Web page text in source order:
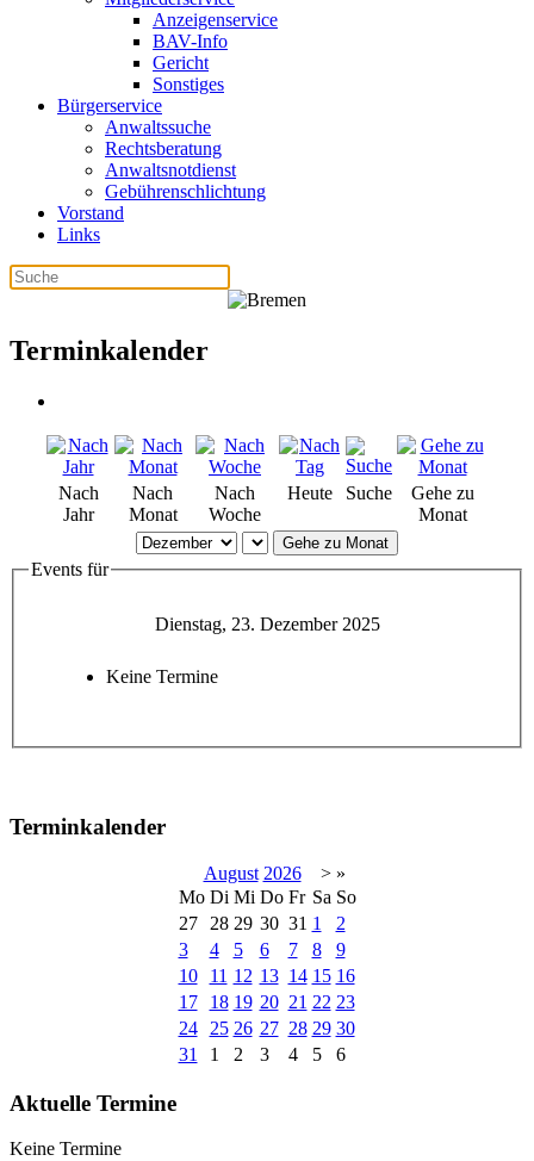
Anzeigenservice
BAV-Info
Gericht
Sonstiges
Bürgerservice
Anwaltssuche
Rechtsberatung
Anwaltsnotdienst
Gebührenschlichtung
Vorstand
Links
Terminkalender
Nach
Jahr
Nach
Monat
Nach
Woche
Heute Suche
Gehe zu
Monat
Gehe zu Monat
Events für
Dienstag, 23. Dezember 2025
Keine Termine
Terminkalender
August 2026 > »
Mo Di Mi Do Fr Sa So
27
28 29 30 31 1
2
3
4 5 6 7 8
9
10
11 12 13 14 15 16
17
18 19 20 21 22 23
24
25 26 27 28 29 30
31
1 2 3 4 5 6
Aktuelle Termine
Keine Termine